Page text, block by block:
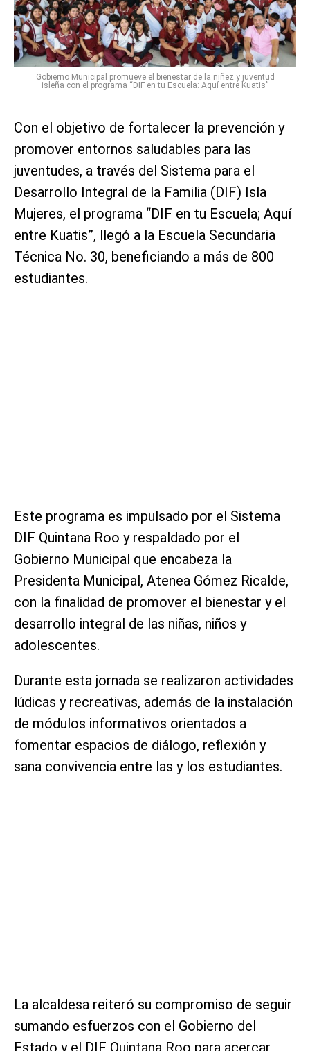
Gobierno Municipal promueve el bienestar de la niñez y juventud
isleña con el programa “DIF en tu Escuela: Aquí entre Kuatis”
Con el objetivo de fortalecer la prevención y
promover entornos saludables para las
juventudes, a través del Sistema para el
Desarrollo Integral de la Familia (DIF) Isla
Mujeres, el programa “DIF en tu Escuela; Aquí
entre Kuatis”, llegó a la Escuela Secundaria
Técnica No. 30, beneficiando a más de 800
estudiantes.
Este programa es impulsado por el Sistema
DIF Quintana Roo y respaldado por el
Gobierno Municipal que encabeza la
Presidenta Municipal, Atenea Gómez Ricalde,
con la finalidad de promover el bienestar y el
desarrollo integral de las niñas, niños y
adolescentes.
Durante esta jornada se realizaron actividades
lúdicas y recreativas, además de la instalación
de módulos informativos orientados a
fomentar espacios de diálogo, reflexión y
sana convivencia entre las y los estudiantes.
La alcaldesa reiteró su compromiso de seguir
sumando esfuerzos con el Gobierno del
Estado y el DIF Quintana Roo para acercar